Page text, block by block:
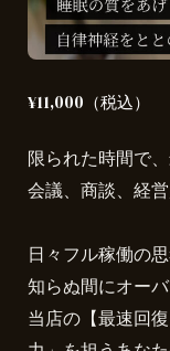
¥11,000（税込）
限られた時間で
会議、商談、経
日々フル稼働の思
知らぬ間にオー
当店の【最速回